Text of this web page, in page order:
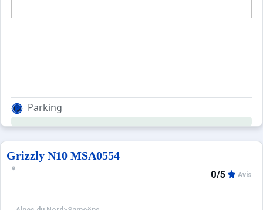
Parking
Grizzly N10 MSA0554
0/5 Avis